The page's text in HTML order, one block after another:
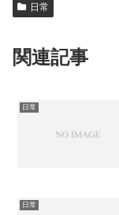
日常
関連記事
日常
日常